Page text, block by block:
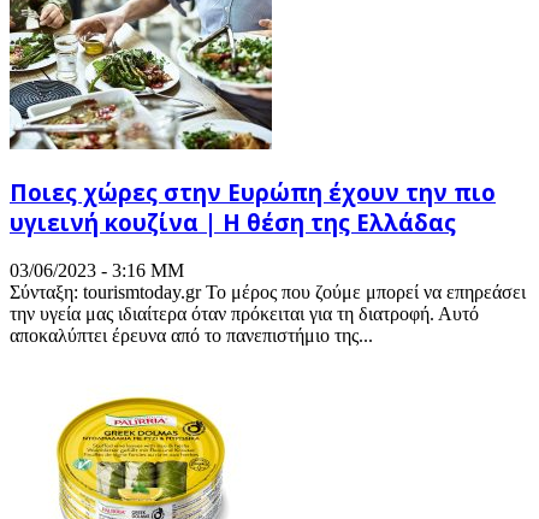
Ποιες χώρες στην Ευρώπη έχουν την πιο
υγιεινή κουζίνα | Η θέση της Ελλάδας
03/06/2023 - 3:16 ΜΜ
Σύνταξη: tourismtoday.gr Το μέρος που ζούμε μπορεί να επηρεάσει
την υγεία μας ιδιαίτερα όταν πρόκειται για τη διατροφή. Αυτό
αποκαλύπτει έρευνα από το πανεπιστήμιο της...